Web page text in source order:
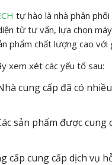
tự hào là nhà phân
từ tư vấn, lựa chọn
phẩm chất lượng cao
xem xét các yếu tố sau:
cung cấp đã có
sản phẩm được cung
cấp cung cấp dịch vụ